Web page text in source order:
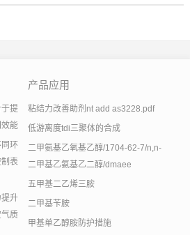
提
能
环
表
升
质
产品应用
粘结力改善助剂nt add as3228.pdf
低游离度tdi三聚体的合成
二甲氨基乙氧基乙醇/1704-62-7/n,n-
二甲基乙氨基乙二醇/dmaee
五甲基二乙烯三胺
二甲基苄胺
甲基单乙醇胺防护措施